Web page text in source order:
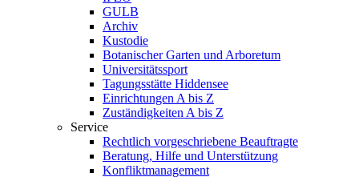
GULB
Archiv
Kustodie
Botanischer Garten und Arboretum
Universitätssport
Tagungsstätte Hiddensee
Einrichtungen A bis Z
Zuständigkeiten A bis Z
Service
Rechtlich vorgeschriebene Beauftragte
Beratung, Hilfe und Unterstützung
Konfliktmanagement